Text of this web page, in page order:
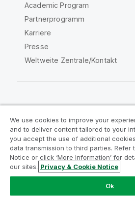
Academic Program
Partnerprogramm
Karriere
Presse
Weltweite Zentrale/Kontakt
Rechtliche Vereinbarungen
Produktbedingungen
Legal
Legal Policies
Marken
Do Not Share My Info
Copyright © 1993-2026 QlikTech
We use cookies to improve your
and to deliver content tailored to your
you accept the use of additional
data transmission to third parties. Refer
Notice or click ‘More Information’ for
our sites. Privacy & Cookie Notice
Ok